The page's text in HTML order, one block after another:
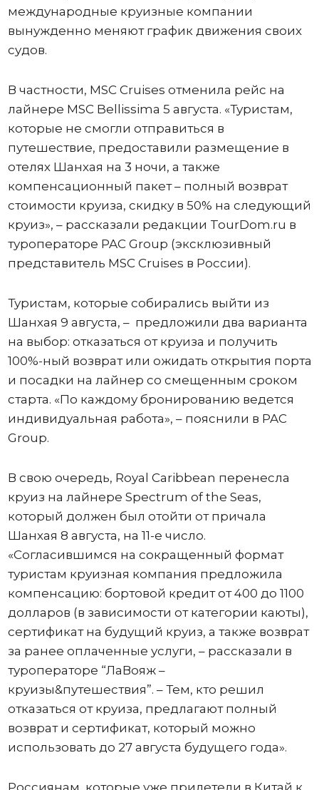
международные круизные компании
вынужденно меняют график движения своих
судов.
В частности, MSC Cruises отменила рейс на
лайнере MSC Bellissima 5 августа. «Туристам,
которые не смогли отправиться в
путешествие, предоставили размещение в
отелях Шанхая на 3 ночи, а также
компенсационный пакет – полный возврат
стоимости круиза, скидку в 50% на следующий
круиз», – рассказали редакции TourDom.ru в
туроператоре PAC Group (эксклюзивный
представитель MSC Cruises в России).
Туристам, которые собирались выйти из
Шанхая 9 августа, – предложили два варианта
на выбор: отказаться от круиза и получить
100%-ный возврат или ожидать открытия порта
и посадки на лайнер со смещенным сроком
старта. «По каждому бронированию ведется
индивидуальная работа», – пояснили в PAC
Group.
В свою очередь, Royal Caribbean перенесла
круиз на лайнере Spectrum of the Seas,
который должен был отойти от причала
Шанхая 8 августа, на 11-е число.
«Согласившимся на сокращенный формат
туристам круизная компания предложила
компенсацию: бортовой кредит от 400 до 1100
долларов (в зависимости от категории каюты),
сертификат на будущий круиз, а также возврат
за ранее оплаченные услуги, – рассказали в
туроператоре “ЛаВояж –
круизы&путешествия”. – Тем, кто решил
отказаться от круиза, предлагают полный
возврат и сертификат, который можно
использовать до 27 августа будущего года».
Россиянам, которые уже прилетели в Китай к